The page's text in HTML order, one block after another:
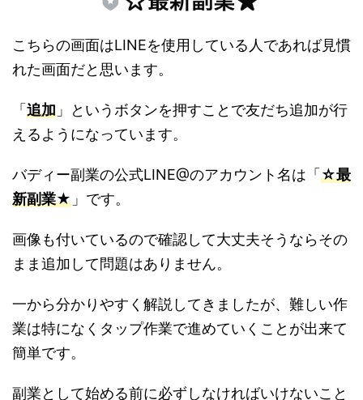
こちらの画面はLINEを使用している人であれば見慣
れた画面だと思います。
「 追加 」というボタンを押すことで友だち追加が行
えるようになっています。
バディー副業の公式LINE@のアカウント名は「 ☆最
新副業★ 」です。
画像も付いているので確認して大丈夫そうならその
まま追加して問題はありません。
一から分かりやすく解説してきましたが、難しい作
業は特になくタップ作業で進めていくことが出来て
簡単です。
副業として始める前に必ずしなければいけないこと